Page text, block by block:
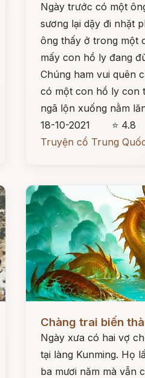
Ngày trước có một
sương lại dậy đi nhặt
ông thấy ở trong một
mấy con hồ ly đang
Chúng ham vui quên
có một con hồ ly con
ngã lộn xuống nằm
18-10-2021
⭐ 4.8
Truyện cổ Trung
Chàng trai biến
Ngày xưa có hai vợ
tại làng Kunming. Họ
ba mươi năm mà vẫn